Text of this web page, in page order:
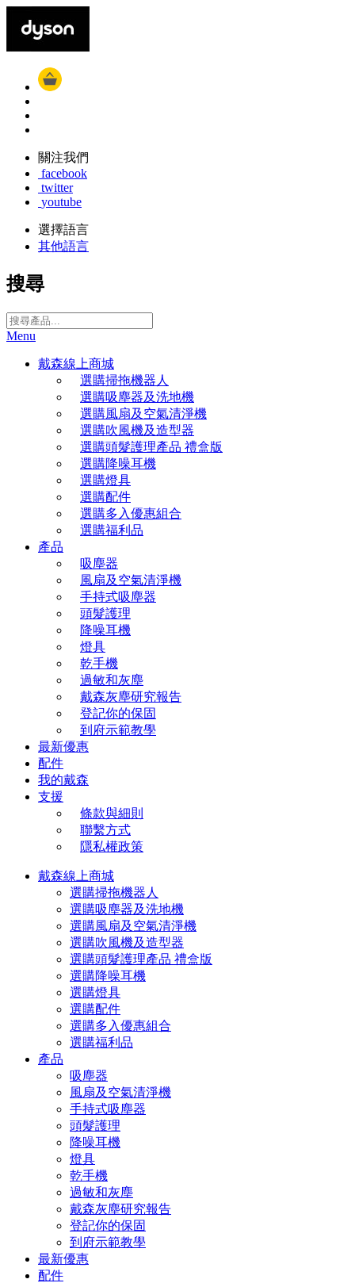
關注我們
facebook
twitter
youtube
選擇語言
其他語言
搜尋
Menu
戴森線上商城
選購掃拖機器人
選購吸塵器及洗地機
選購風扇及空氣清淨機
選購吹風機及造型器
選購頭髮護理產品 禮盒版
選購降噪耳機
選購燈具
選購配件
選購多入優惠組合
選購福利品
產品
吸塵器
風扇及空氣清淨機
手持式吸塵器
頭髮護理
降噪耳機
燈具
乾手機
過敏和灰塵
戴森灰塵研究報告
登記你的保固
到府示範教學
最新優惠
配件
我的戴森
支援
條款與細則
聯繫方式
隱私權政策
戴森線上商城
選購掃拖機器人
選購吸塵器及洗地機
選購風扇及空氣清淨機
選購吹風機及造型器
選購頭髮護理產品 禮盒版
選購降噪耳機
選購燈具
選購配件
選購多入優惠組合
選購福利品
產品
吸塵器
風扇及空氣清淨機
手持式吸塵器
頭髮護理
降噪耳機
燈具
乾手機
過敏和灰塵
戴森灰塵研究報告
登記你的保固
到府示範教學
最新優惠
配件